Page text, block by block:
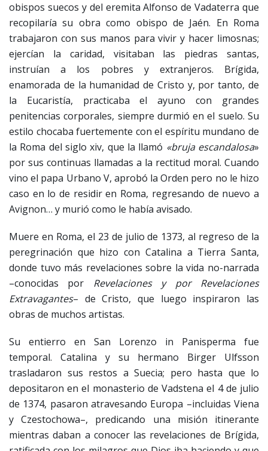
obispos suecos y del eremita Alfonso de Vadaterra que
recopilaría su obra como obispo de Jaén. En Roma
trabajaron con sus manos para vivir y hacer limosnas;
ejercían la caridad, visitaban las piedras santas,
instruían a los pobres y extranjeros. Brígida,
enamorada de la humanidad de Cristo y, por tanto, de
la Eucaristía, practicaba el ayuno con grandes
penitencias corporales, siempre durmió en el suelo. Su
estilo chocaba fuertemente con el espíritu mundano de
la Roma del siglo xiv, que la llamó «bruja escandalosa»
por sus continuas llamadas a la rectitud moral. Cuando
vino el papa Urbano V, aprobó la Orden pero no le hizo
caso en lo de residir en Roma, regresando de nuevo a
Avignon… y murió como le había avisado.
Muere en Roma, el 23 de julio de 1373, al regreso de la
peregrinación que hizo con Catalina a Tierra Santa,
donde tuvo más revelaciones sobre la vida no-narrada
–conocidas por Revelaciones y por Revelaciones
Extravagantes– de Cristo, que luego inspiraron las
obras de muchos artistas.
Su entierro en San Lorenzo in Panisperma fue
temporal. Catalina y su hermano Birger Ulfsson
trasladaron sus restos a Suecia; pero hasta que lo
depositaron en el monasterio de Vadstena el 4 de julio
de 1374, pasaron atravesando Europa –incluidas Viena
y Czestochowa–, predicando una misión itinerante
mientras daban a conocer las revelaciones de Brígida,